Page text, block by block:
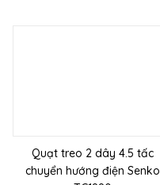
Quạt treo 2 dây 4.5 tấc
chuyển hướng điện Senko